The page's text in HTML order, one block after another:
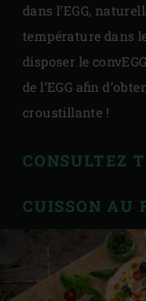
dans l’EGG,
température dans
disposer le
de l’EGG afin
croustillante !
CONSULTEZ
CUISSON AU